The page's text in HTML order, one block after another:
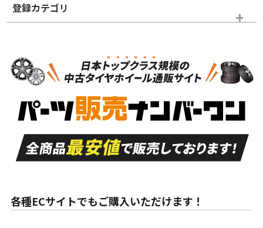
ホイールランク
S
品）
S
新車外し品（新古
付き
A
走行距離も少なく、
目立つ傷もほとんど
ない中古品
A
走行距離も少なく、
非常に状態の良い中
古品
な中古品
んどない中古品
使用感や傷があり、
偏磨耗・劣化は感じ
登録カテゴリ
タイヤホイールセット
各種ECサイトでもご購入いただけます！